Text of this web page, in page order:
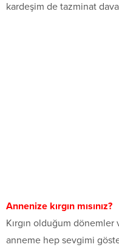
kardeşim de tazminat
Annenize kırgın mısınız?
Kırgın olduğum dönemler
anneme hep sevgimi